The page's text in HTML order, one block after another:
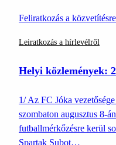
Feliratkozás a közvetítésre
Leiratkozás a hírlevélről
Helyi közlemények:
1/ Az FC Jóka
szombaton augusztus 8-
futballmérkőzésre kerül
Spartak Subot…